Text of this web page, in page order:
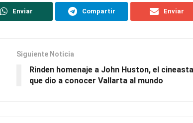
Enviar Compartir Enviar
Siguiente Noticia
Rinden homenaje a John Huston, el cineasta
que dio a conocer Vallarta al mundo